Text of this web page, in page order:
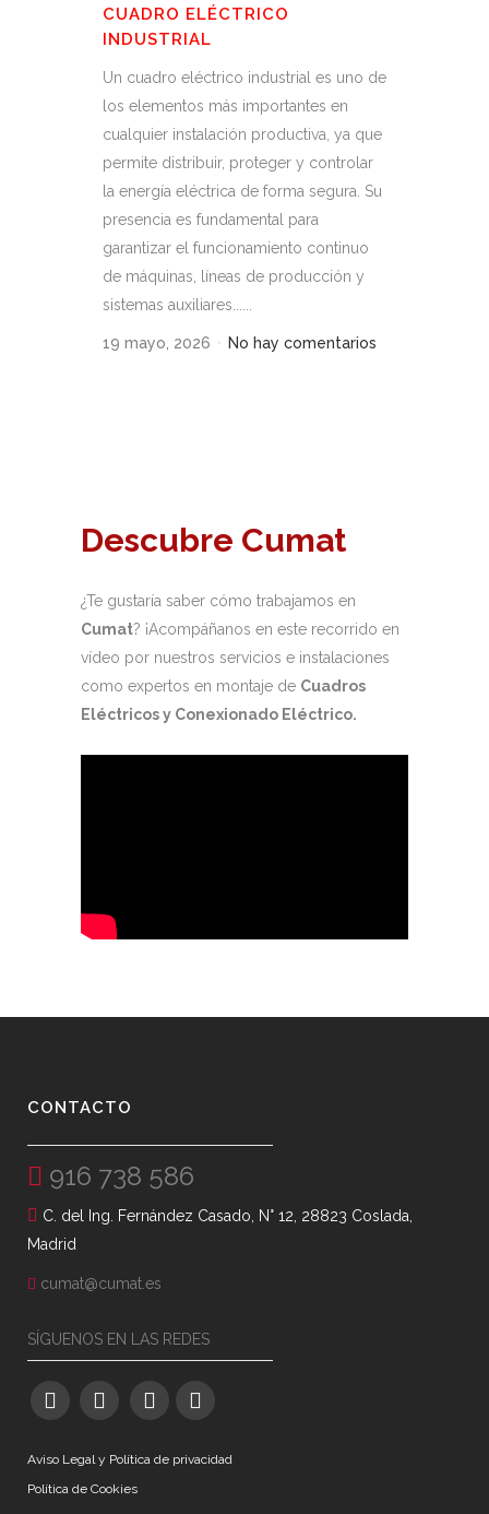
CUADRO ELÉCTRICO
INDUSTRIAL
Un cuadro eléctrico industrial es uno de
los elementos más importantes en
cualquier instalación productiva, ya que
permite distribuir, proteger y controlar
la energía eléctrica de forma segura. Su
presencia es fundamental para
garantizar el funcionamiento continuo
de máquinas, líneas de producción y
sistemas auxiliares......
19 mayo, 2026 No hay comentarios
Descubre Cumat
¿Te gustaría saber cómo trabajamos en
Cumat? ¡Acompáñanos en este recorrido en
vídeo por nuestros servicios e instalaciones
como expertos en montaje de Cuadros
Eléctricos y Conexionado Eléctrico.
CONTACTO
916 738 586
C. del Ing. Fernández Casado, N° 12, 28823 Coslada,
Madrid
cumat@cumat.es
SÍGUENOS EN LAS REDES
Aviso Legal y Política de privacidad
Política de Cookies